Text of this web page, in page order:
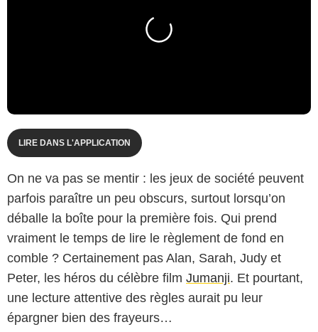
LIRE DANS L'APPLICATION
On ne va pas se mentir : les jeux de société peuvent
parfois paraître un peu obscurs, surtout lorsqu’on
déballe la boîte pour la première fois. Qui prend
vraiment le temps de lire le règlement de fond en
comble ? Certainement pas Alan, Sarah, Judy et
Peter, les héros du célèbre film Jumanji. Et pourtant,
une lecture attentive des règles aurait pu leur
épargner bien des frayeurs…